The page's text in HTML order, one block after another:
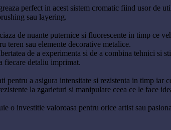
perfect in acest sistem cromatic fiind usor de
sau layering.
de nuante puternice si fluorescente in timp ce
teren sau elemente decorative metalice.
de a experimenta si de a combina tehnici si
fiecare detaliu imprimat.
a asigura intensitate si rezistenta in timp iar
la zgarieturi si manipulare ceea ce le face
o investitie valoroasa pentru orice artist sau